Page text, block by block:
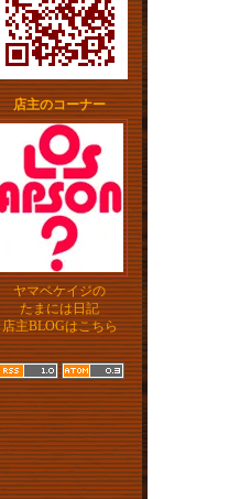
店主のコーナー
ヤマベケイジの
たまには日記
店主BLOGはこちら